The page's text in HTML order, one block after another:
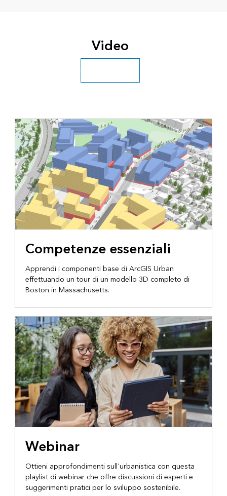
Video
Esplora altri video
Competenze essenziali
Apprendi i componenti base di ArcGIS Urban
effettuando un tour di un modello 3D completo di
Boston in Massachusetts.
Webinar
Ottieni approfondimenti sull'urbanistica con questa
playlist di webinar che offre discussioni di esperti e
suggerimenti pratici per lo sviluppo sostenibile.